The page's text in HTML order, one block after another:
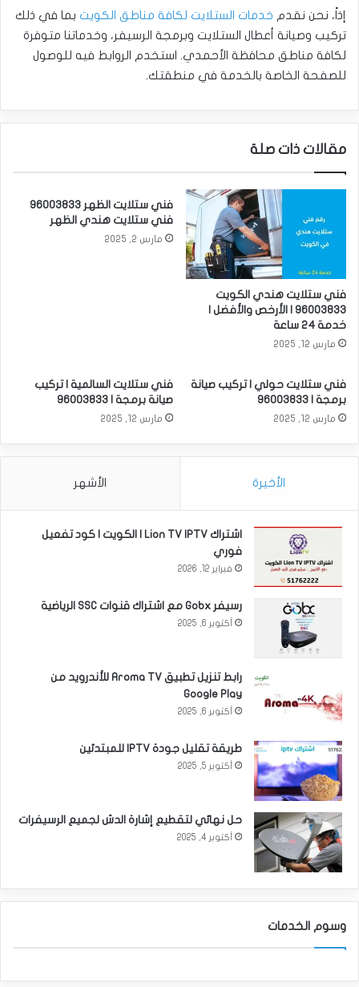
إذاً، نحن نقدم خدمات الستلايت لكافة مناطق الكويت بما في ذلك
تركيب وصيانة أعطال الستلايت وبرمجة الرسيفر، وخدماتنا متوفرة
لكافة مناطق محافظة الأحمدي. استخدم الروابط فيه للوصول
للصفحة الخاصة بالخدمة في منطقتك.
مقالات ذات صلة
فني ستلايت هندي الكويت
96003833 | الأرخص والأفضل |
خدمة 24 ساعة
مارس 12, 2025
فني ستلايت الظهر 96003833
فني ستلايت هندي الظهر
مارس 2, 2025
فني ستلايت حولي | تركيب صيانة
برمجة | 96003833
مارس 12, 2025
فني ستلايت السالمية | تركيب
صيانة برمجة | 96003833
مارس 12, 2025
الأخيرة الأشهر
اشتراك Lion TV IPTV | الكويت | كود تفعيل
فوري
فبراير 12, 2026
رسيفر Gobx مع اشتراك قنوات SSC الرياضية
أكتوبر 6, 2025
رابط تنزيل تطبيق Aroma TV للأندرويد من
Google Play
أكتوبر 6, 2025
طريقة تقليل جودة IPTV للمبتدئين
أكتوبر 5, 2025
حل نهائي لتقطيع إشارة الدش لجميع الرسيفرات
أكتوبر 4, 2025
وسوم الخدمات